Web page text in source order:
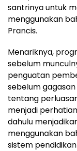
santrinya untuk
menggunakan
Prancis.
Menariknya,
sebelum
penguatan
sebelum
tentang
menjadi
dahulu
menggunakan
sistem